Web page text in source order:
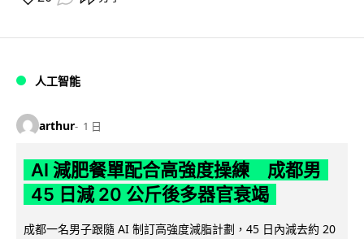
人工智能
arthur 1 日
AI 減肥餐單配合高強度操練 成都男
45 日減 20 公斤後多器官衰竭
成都一名男子跟隨 AI 制訂高強度減脂計劃，45 日內減去約 20